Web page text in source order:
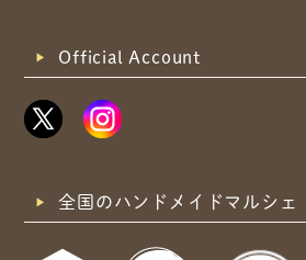
Official Account
全国のハンドメイドマルシェ